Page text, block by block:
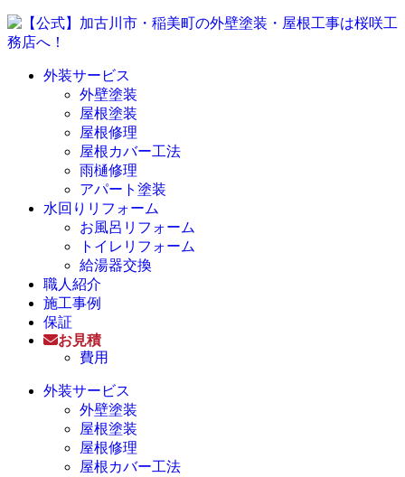
外装サービス
外壁塗装
屋根塗装
屋根修理
屋根カバー工法
雨樋修理
アパート塗装
水回りリフォーム
お風呂リフォーム
トイレリフォーム
給湯器交換
職人紹介
施工事例
保証
お見積
費用
外装サービス
外壁塗装
屋根塗装
屋根修理
屋根カバー工法